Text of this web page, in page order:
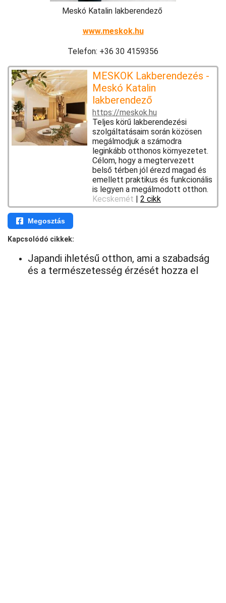
Meskó Katalin lakberendező
www.meskok.hu
Telefon: +36 30 4159356
MESKOK Lakberendezés -
Meskó Katalin
lakberendező
https://meskok.hu
Teljes körű lakberendezési
szolgáltatásaim során közösen
megálmodjuk a számodra
leginkább otthonos környezetet.
Célom, hogy a megtervezett
belső térben jól érezd magad és
emellett praktikus és funkcionális
is legyen a megálmodott otthon.
Kecskemét | 2 cikk
Megosztás
Kapcsolódó cikkek:
Japandi ihletésű otthon, ami a szabadság
és a természetesség érzését hozza el